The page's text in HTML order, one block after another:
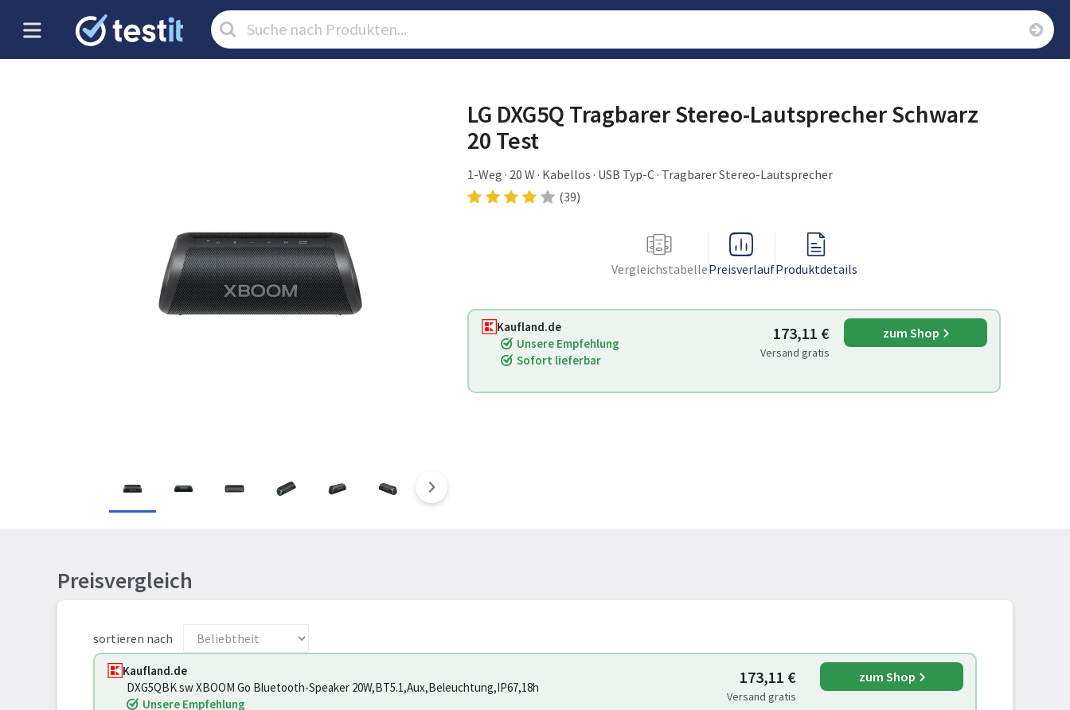
Artikel
suchen:
LG DXG5Q Tragbarer Stereo-Lautsprecher Schwarz
20 Test
1-Weg · 20 W · Kabellos · USB Typ-C · Tragbarer Stereo-Lautsprecher
(39)
VergleichstabellePreisverlaufProduktdetails
Kaufland.de
Unsere Empfehlung
Sofort lieferbar
173,11 €
Versand gratis
zum Shop
Preisvergleich
sortieren nach
Kaufland.de
DXG5QBK sw XBOOM Go Bluetooth-Speaker 20W,BT5.1,Aux,Beleuchtung,IP67,18h
Unsere Empfehlung
173,11 €
Versand gratis
zum Shop